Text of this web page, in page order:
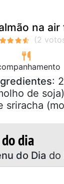
na
:
de
sriracha
dia
do Dia do